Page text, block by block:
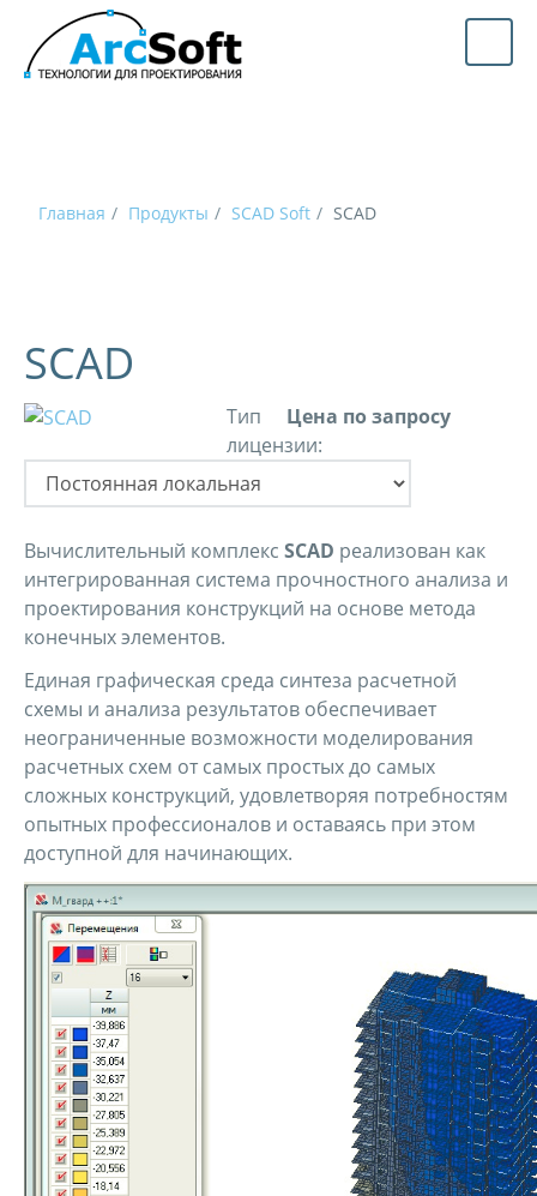
Главная Продукты SCAD Soft SCAD
SCAD
Тип
лицензии:
Цена по запросу
Вычислительный комплекс SCAD реализован как
интегрированная система прочностного анализа и
проектирования конструкций на основе метода
конечных элементов.
Единая графическая среда синтеза расчетной
схемы и анализа результатов обеспечивает
неограниченные возможности моделирования
расчетных схем от самых простых до самых
сложных конструкций, удовлетворяя потребностям
опытных профессионалов и оставаясь при этом
доступной для начинающих.